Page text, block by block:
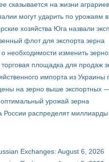
сказывается на жизни аграриев
могут ударить по урожаям
хозяйства Юга назвали
флот для экспорта зерна
о необходимости изменить
торговая площадка для продаж
импорта из
на зерно выше экспортных
урожай зерна
России распределят
Exchanges: August 6, 2026